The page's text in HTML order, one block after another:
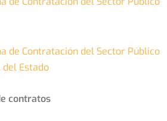
de Contratación del Sector Público
del Estado
contratos